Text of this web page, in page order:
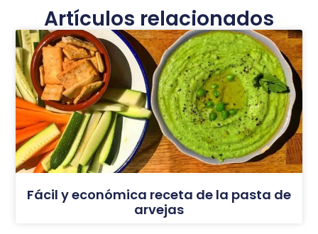
Artículos relacionados
Fácil y económica receta de la pasta de
arvejas